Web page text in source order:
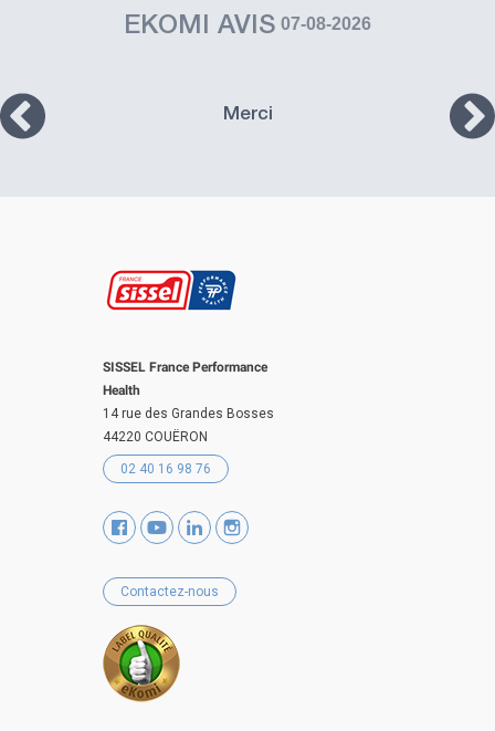
EKOMI AVIS 07-08-2026
Merci
SISSEL France Performance
Health
14 rue des Grandes Bosses
44220 COUËRON
02 40 16 98 76
Contactez-nous